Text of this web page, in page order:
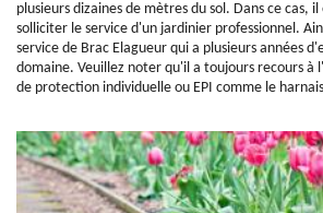
plusieurs dizaines de mètres du sol. Dans ce cas,
solliciter le service d'un jardinier professionnel.
service de Brac Elagueur qui a plusieurs années
domaine. Veuillez noter qu'il a toujours recours à
de protection individuelle ou EPI comme le